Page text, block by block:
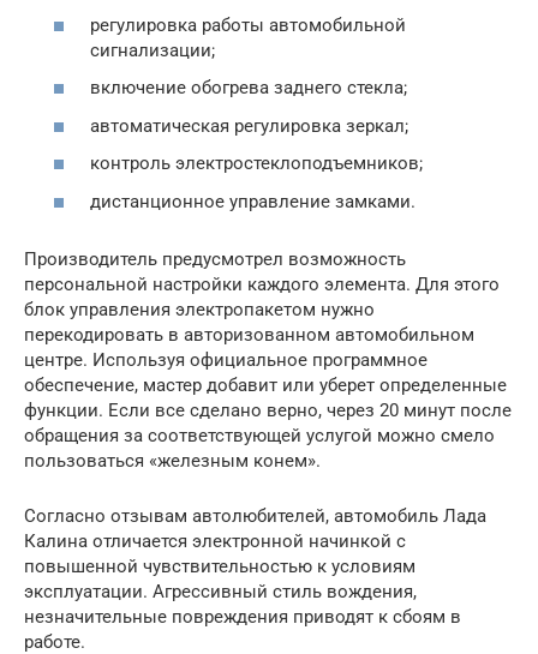
регулировка работы автомобильной
сигнализации;
включение обогрева заднего стекла;
автоматическая регулировка зеркал;
контроль электростеклоподъемников;
дистанционное управление замками.
Производитель предусмотрел возможность
персональной настройки каждого элемента. Для этого
блок управления электропакетом нужно
перекодировать в авторизованном автомобильном
центре. Используя официальное программное
обеспечение, мастер добавит или уберет определенные
функции. Если все сделано верно, через 20 минут после
обращения за соответствующей услугой можно смело
пользоваться «железным конем».
Согласно отзывам автолюбителей, автомобиль Лада
Калина отличается электронной начинкой с
повышенной чувствительностью к условиям
эксплуатации. Агрессивный стиль вождения,
незначительные повреждения приводят к сбоям в
работе.